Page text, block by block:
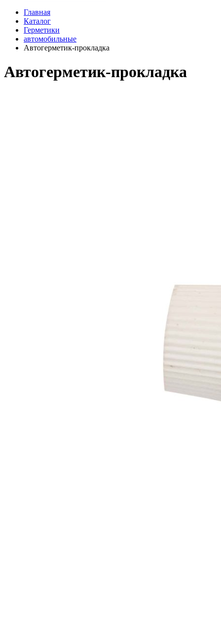
Главная
Каталог
Герметики
автомобильные
Автогерметик-прокладка
Автогерметик-прокладка